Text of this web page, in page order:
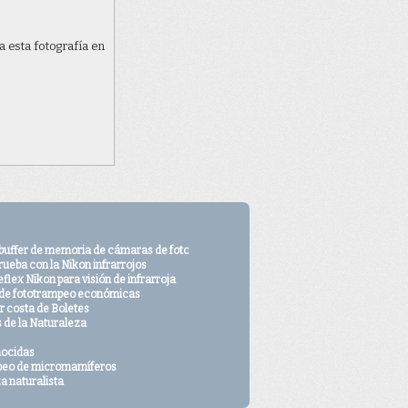
esta fotografía en
comparte
de memoria de cámaras de fototrampeo
con la Nikon infrarrojos
Nikon para visión de infrarroja
fototrampeo económicas
costa de Boletes
de la Naturaleza
de micromamíferos
naturalista